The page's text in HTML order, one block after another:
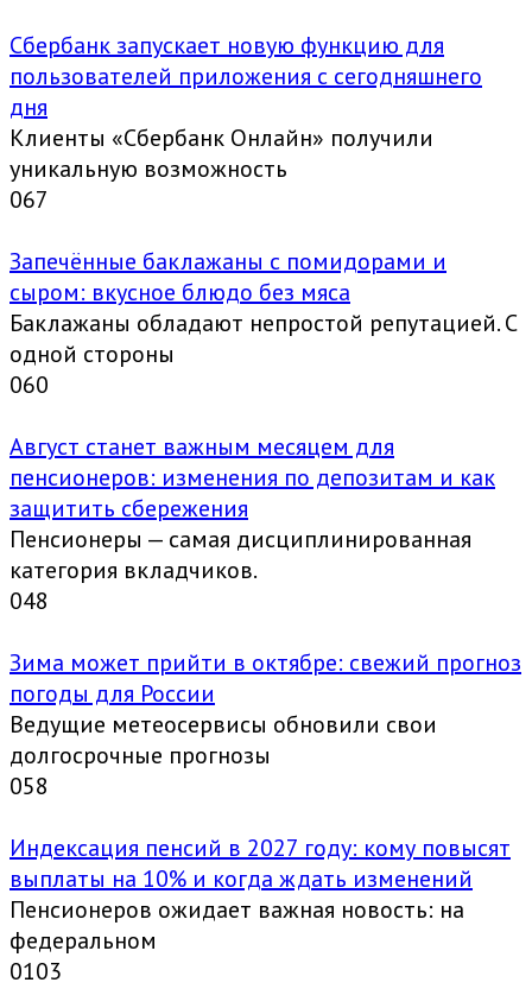
Сбербанк запускает новую функцию для
пользователей приложения с сегодняшнего
дня
Клиенты «Сбербанк Онлайн» получили
уникальную возможность
067
Запечённые баклажаны с помидорами и
сыром: вкусное блюдо без мяса
Баклажаны обладают непростой репутацией. С
одной стороны
060
Август станет важным месяцем для
пенсионеров: изменения по депозитам и как
защитить сбережения
Пенсионеры — самая дисциплинированная
категория вкладчиков.
048
Зима может прийти в октябре: свежий прогноз
погоды для России
Ведущие метеосервисы обновили свои
долгосрочные прогнозы
058
Индексация пенсий в 2027 году: кому повысят
выплаты на 10% и когда ждать изменений
Пенсионеров ожидает важная новость: на
федеральном
0103